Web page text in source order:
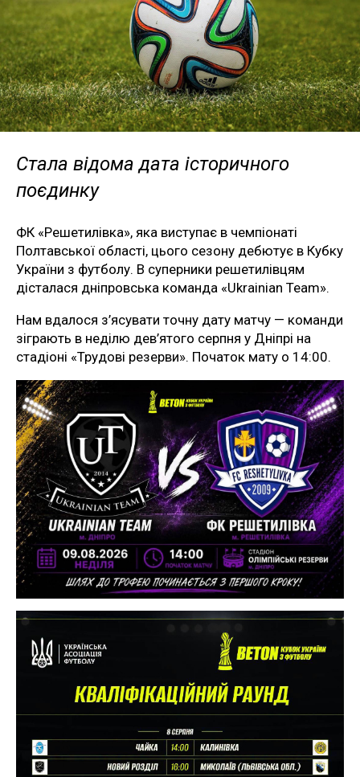
Стала відома дата історичного
поєдинку
ФК «Решетилівка», яка виступає в чемпіонаті
Полтавської області, цього сезону дебютує в Кубку
України з футболу. В суперники решетилівцям
дісталася дніпровська команда «Ukrainian Team».
Нам вдалося з’ясувати точну дату матчу — команди
зіграють в неділю дев’ятого серпня у Дніпрі на
стадіоні «Трудові резерви». Початок мату о 14:00.